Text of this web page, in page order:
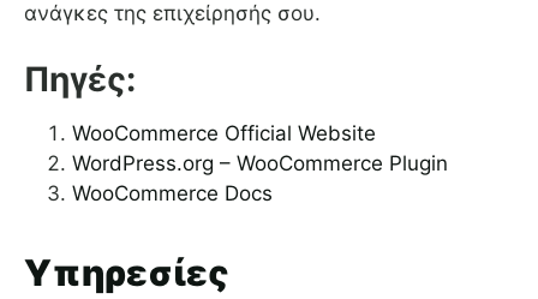
ανάγκες της επιχείρησής σου.
Πηγές:
WooCommerce Official Website
WordPress.org – WooCommerce Plugin
WooCommerce Docs
Υπηρεσίες